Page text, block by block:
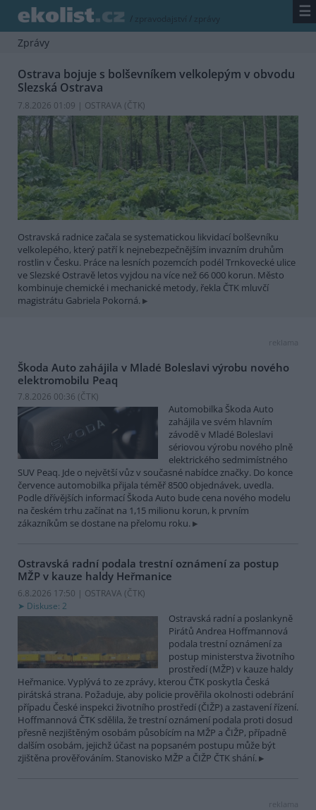
/ zpravodajství / zprávy ☰
Zprávy
Ostrava bojuje s bolševníkem velkolepým v obvodu
Slezská Ostrava
7.8.2026 01:09 | OSTRAVA (ČTK)
Ostravská radnice začala se systematickou likvidací bolševníku
velkolepého, který patří k nejnebezpečnějším invazním druhům
rostlin v Česku. Práce na lesních pozemcích podél Trnkovecké ulice
ve Slezské Ostravě letos vyjdou na více než 66 000 korun. Město
kombinuje chemické i mechanické metody, řekla ČTK mluvčí
magistrátu Gabriela Pokorná.
reklama
Škoda Auto zahájila v Mladé Boleslavi výrobu nového
elektromobilu Peaq
7.8.2026 00:36 (ČTK)
Automobilka Škoda Auto
zahájila ve svém hlavním
závodě v Mladé Boleslavi
sériovou výrobu nového plně
elektrického sedmimístného
SUV Peaq. Jde o největší vůz v současné nabídce značky. Do konce
července automobilka přijala téměř 8500 objednávek, uvedla.
Podle dřívějších informací Škoda Auto bude cena nového modelu
na českém trhu začínat na 1,15 milionu korun, k prvním
zákazníkům se dostane na přelomu roku.
Ostravská radní podala trestní oznámení za postup
MŽP v kauze haldy Heřmanice
6.8.2026 17:50 | OSTRAVA (ČTK)
Diskuse: 2
Ostravská radní a poslankyně
Pirátů Andrea Hoffmannová
podala trestní oznámení za
postup ministerstva životního
prostředí (MŽP) v kauze haldy
Heřmanice. Vyplývá to ze zprávy, kterou ČTK poskytla Česká
pirátská strana. Požaduje, aby policie prověřila okolnosti odebrání
případu České inspekci životního prostředí (ČIŽP) a zastavení řízení.
Hoffmannová ČTK sdělila, že trestní oznámení podala proti dosud
přesně nezjištěným osobám působícím na MŽP a ČIŽP, případně
dalším osobám, jejichž účast na popsaném postupu může být
zjištěna prověřováním. Stanovisko MŽP a ČIŽP ČTK shání.
reklama